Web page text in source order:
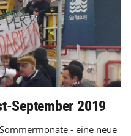
September 2019
- eine neue